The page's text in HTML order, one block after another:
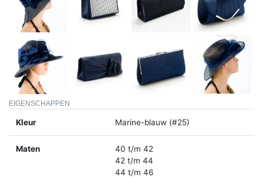
EIGENSCHAPPEN
Kleur Marine-blauw (#25)
Maten
40 t/m 42
42 t/m 44
44 t/m 46